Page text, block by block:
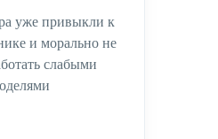
уже привыкли к
и морально не
слабыми